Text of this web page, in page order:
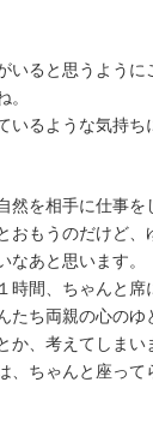
いると思うように
。
いるような気持ち
然を相手に仕事
おもうのだけど、
なあと思います。
時間、ちゃんと席
たち両親の心のゆ
か、考えてしまい
、ちゃんと座って